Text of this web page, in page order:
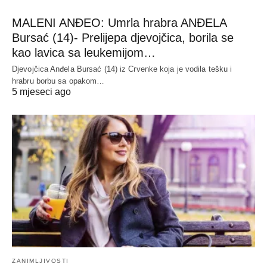
MALENI ANĐEO: Umrla hrabra ANĐELA
Bursać (14)- Prelijepa djevojčica, borila se
kao lavica sa leukemijom…
Djevojčica Anđela Bursać (14) iz Crvenke koja je vodila tešku i
hrabru borbu sa opakom…
5 mjeseci ago
ZANIMLJIVOSTI